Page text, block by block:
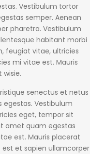
Vestibulum tortor
semper. Aenean
pharetra. Vestibulum
habitant morbi
feugiat vitae, ultricies
mi vitae est. Mauris
senectus et netus
Vestibulum
eget, tempor sit
amet quam egestas
est. Mauris placerat
et sapien ullamcorper